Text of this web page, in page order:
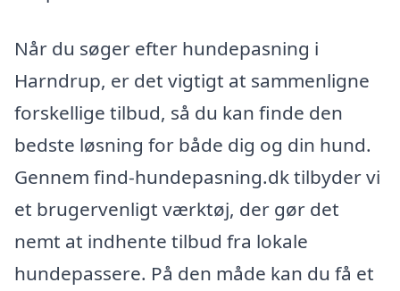
Når du søger efter hundepasning i
Harndrup, er det vigtigt at sammenligne
forskellige tilbud, så du kan finde den
bedste løsning for både dig og din hund.
Gennem find-hundepasning.dk tilbyder vi
et brugervenligt værktøj, der gør det
nemt at indhente tilbud fra lokale
hundepassere. På den måde kan du få et